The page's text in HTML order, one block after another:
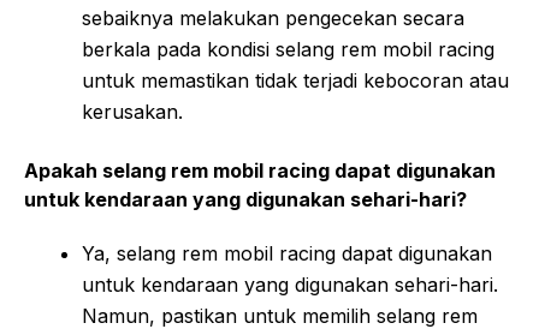
sebaiknya melakukan pengecekan secara
berkala pada kondisi selang rem mobil racing
untuk memastikan tidak terjadi kebocoran atau
kerusakan.
Apakah selang rem mobil racing dapat digunakan
untuk kendaraan yang digunakan sehari-hari?
Ya, selang rem mobil racing dapat digunakan
untuk kendaraan yang digunakan sehari-hari.
Namun, pastikan untuk memilih selang rem